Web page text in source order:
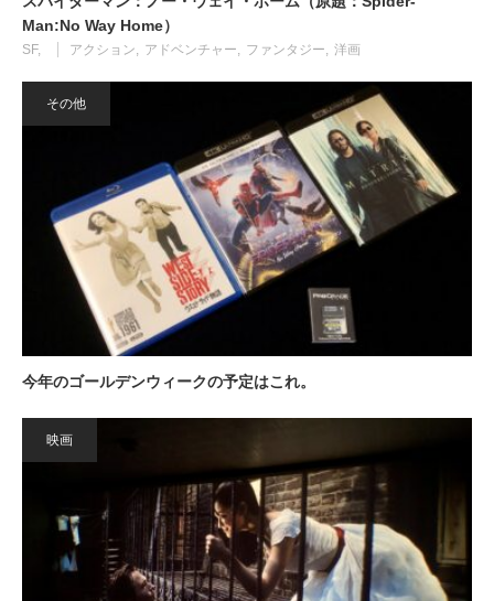
Man:No Way Home）
SF アクション アドベンチャー ファンタジー 洋画
その他
今年のゴールデンウィークの予定はこれ。
映画